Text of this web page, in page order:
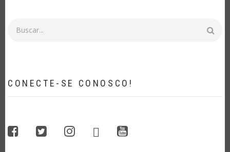
CONECTE-SE CONOSCO!
facebooktwitterinstagramwhatsappyoutube